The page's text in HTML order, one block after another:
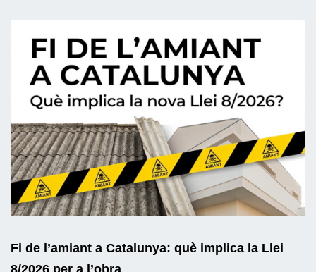
Fi de l’amiant a Catalunya: què implica la Llei